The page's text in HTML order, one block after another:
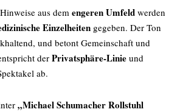
aus dem engeren Umfeld werden
Einzelheiten gegeben. Der Ton
und betont Gemeinschaft und
der Privatsphäre-Linie und
ab.
„Michael SchumacherRollstuhl